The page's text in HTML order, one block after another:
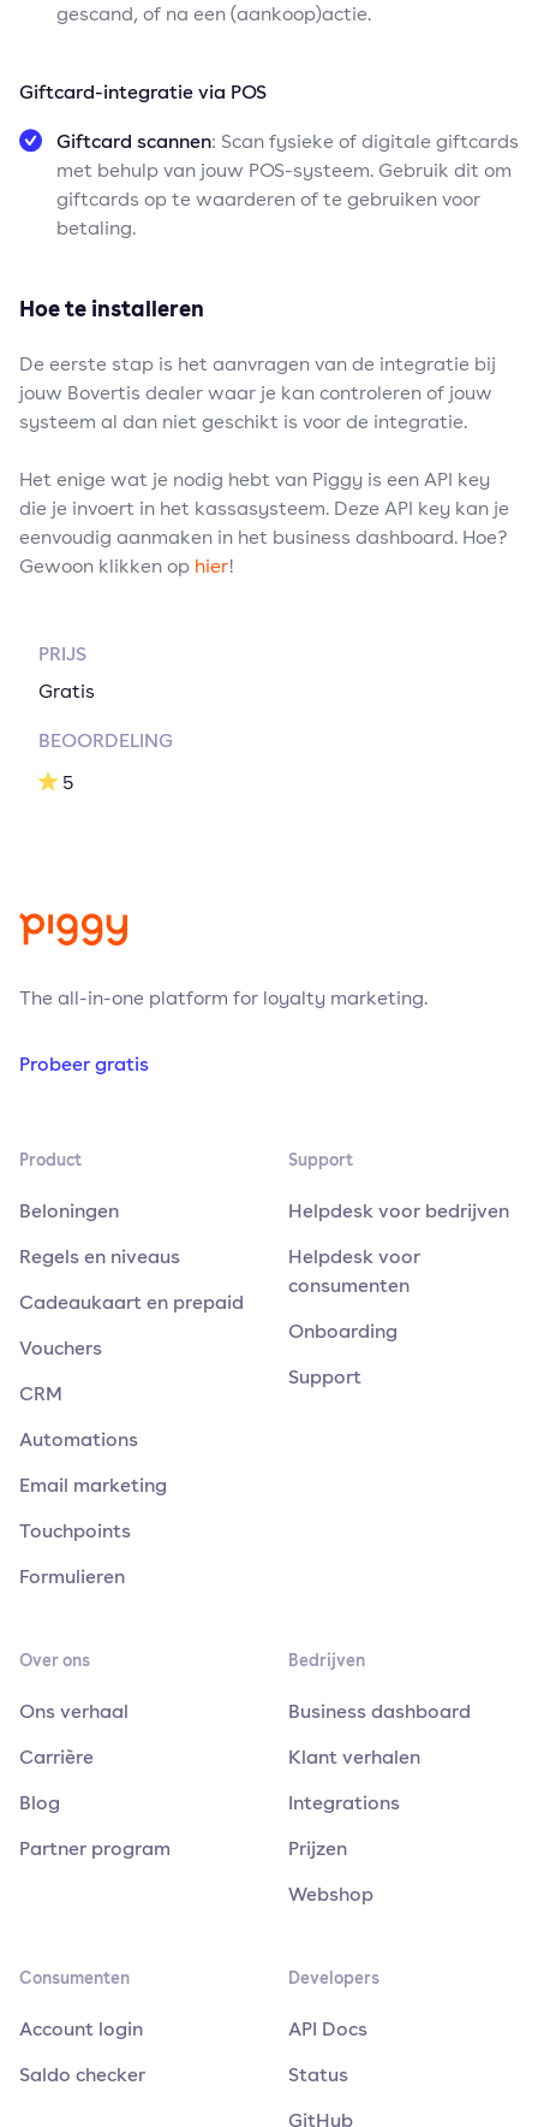
gescand, of na een (aankoop)actie.
Giftcard-integratie via POS
Giftcard scannen: Scan fysieke of digitale giftcards
met behulp van jouw POS-systeem. Gebruik dit om
giftcards op te waarderen of te gebruiken voor
betaling.
Hoe te installeren
De eerste stap is het aanvragen van de integratie bij
jouw Bovertis dealer waar je kan controleren of jouw
systeem al dan niet geschikt is voor de integratie.
Het enige wat je nodig hebt van Piggy is een API key
die je invoert in het kassasysteem. Deze API key kan je
eenvoudig aanmaken in het business dashboard. Hoe?
Gewoon klikken op hier!
PRIJS
Gratis
BEOORDELING
5
The all-in-one platform for loyalty marketing.
Probeer gratis
Product
Beloningen
Regels en niveaus
Cadeaukaart en prepaid
Vouchers
CRM
Automations
Email marketing
Touchpoints
Formulieren
Support
Helpdesk voor bedrijven
Helpdesk voor
consumenten
Onboarding
Support
Over ons
Ons verhaal
Carrière
Blog
Partner program
Bedrijven
Business dashboard
Klant verhalen
Integrations
Prijzen
Webshop
Consumenten
Account login
Saldo checker
Developers
API Docs
Status
GitHub